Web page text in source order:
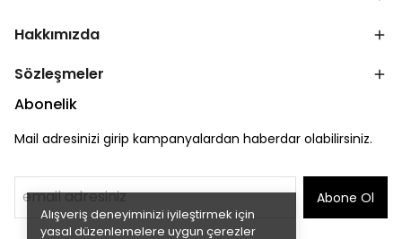
Alışveriş deneyiminizi iyileştirmek için
yasal düzenlemelere uygun çerezler
Hakkımızda
Sözleşmeler
Abonelik
Mail adresinizi girip kampanyalardan haberdar olabilirsiniz.
Abone Ol